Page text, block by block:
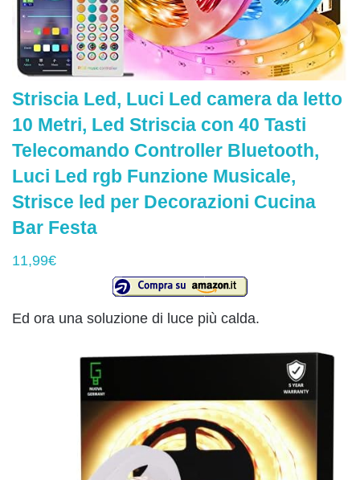
Striscia Led, Luci Led camera da letto
10 Metri, Led Striscia con 40 Tasti
Telecomando Controller Bluetooth,
Luci Led rgb Funzione Musicale,
Strisce led per Decorazioni Cucina
Bar Festa
11,99€
Ed ora una soluzione di luce più calda.